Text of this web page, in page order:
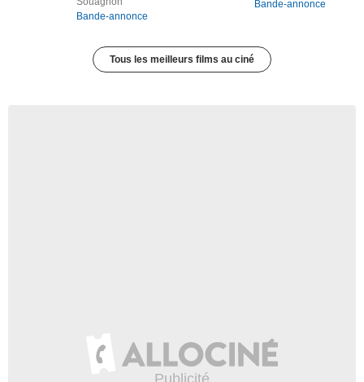
Bande-annonce
Bande-annonce
Tous les meilleurs films au ciné